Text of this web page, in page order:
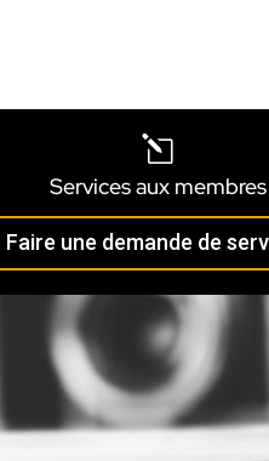
l
Services aux membres
Faire une demande de